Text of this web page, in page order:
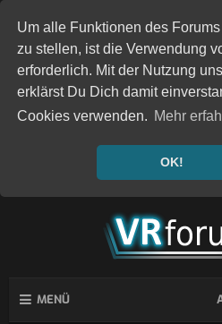
Um alle Funktionen des
zu stellen, ist die Verwendung
erforderlich. Mit der Nutzung
erklärst Du Dich damit
Cookies verwenden. Mehr
OK!
MENÜ